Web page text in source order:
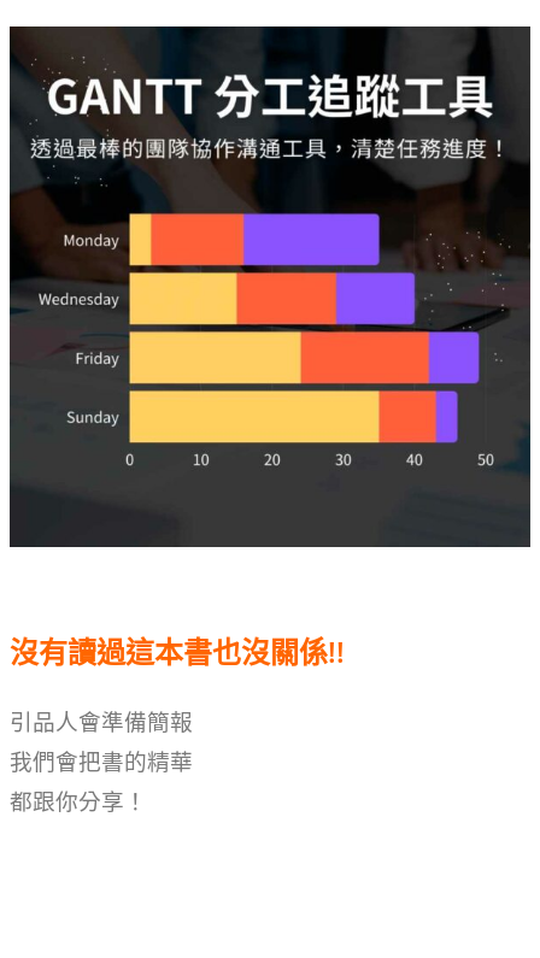
沒有讀過這本書也沒關係!!
引品人會準備簡報
我們會把書的精華
都跟你分享！